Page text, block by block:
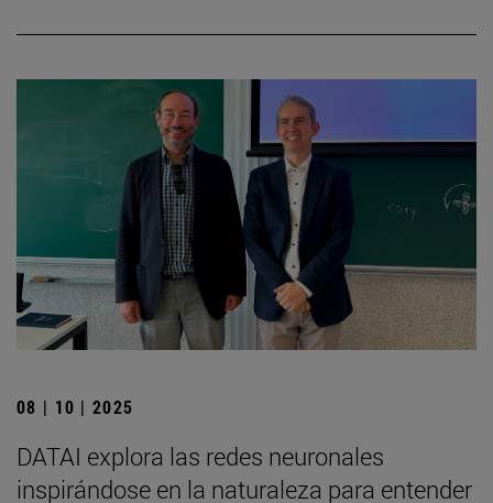
08 | 10 | 2025
DATAI explora las redes neuronales
inspirándose en la naturaleza para entender